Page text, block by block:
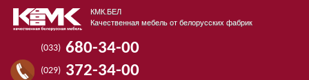
КМК.БЕЛ
Качественная мебель от белорусских фабрик
(033) 680-34-00
(029) 372-34-00